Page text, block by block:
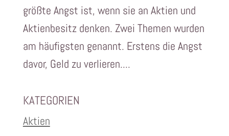
größte Angst ist, wenn sie an Aktien und
Aktienbesitz denken. Zwei Themen wurden
am häufigsten genannt. Erstens die Angst
davor, Geld zu verlieren....
KATEGORIEN
Aktien